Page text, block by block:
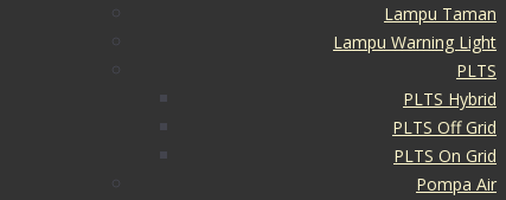
Lampu Taman
Lampu Warning Light
PLTS
PLTS Hybrid
PLTS Off Grid
PLTS On Grid
Pompa Air